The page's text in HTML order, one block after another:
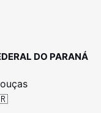
DO PARANÁ